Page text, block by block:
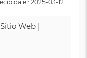
el: 2025-03-12
Web |